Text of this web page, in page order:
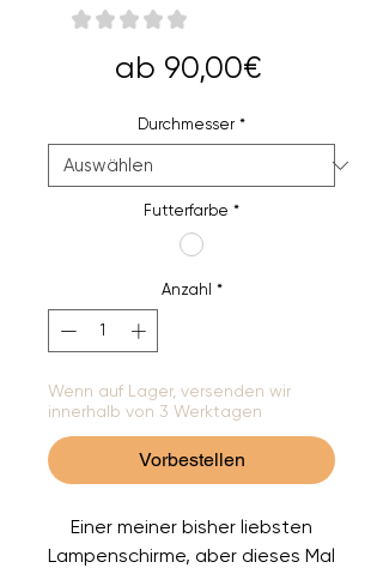
★ ★ ★ ★ ★
ab 90,00€
Durchmesser *
Futterfarbe *
Anzahl *
Wenn auf Lager, versenden wir
innerhalb von 3 Werktagen
Vorbestellen
Einer meiner bisher liebsten
Lampenschirme, aber dieses Mal